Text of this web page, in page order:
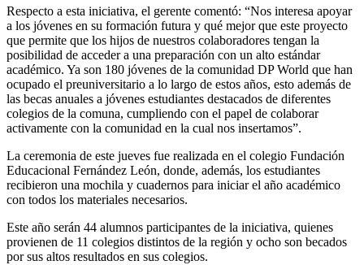
Respecto a esta iniciativa, el gerente comentó: “Nos interesa apoyar
a los jóvenes en su formación futura y qué mejor que este proyecto
que permite que los hijos de nuestros colaboradores tengan la
posibilidad de acceder a una preparación con un alto estándar
académico. Ya son 180 jóvenes de la comunidad DP World que han
ocupado el preuniversitario a lo largo de estos años, esto además de
las becas anuales a jóvenes estudiantes destacados de diferentes
colegios de la comuna, cumpliendo con el papel de colaborar
activamente con la comunidad en la cual nos insertamos”.
La ceremonia de este jueves fue realizada en el colegio Fundación
Educacional Fernández León, donde, además, los estudiantes
recibieron una mochila y cuadernos para iniciar el año académico
con todos los materiales necesarios.
Este año serán 44 alumnos participantes de la iniciativa, quienes
provienen de 11 colegios distintos de la región y ocho son becados
por sus altos resultados en sus colegios.